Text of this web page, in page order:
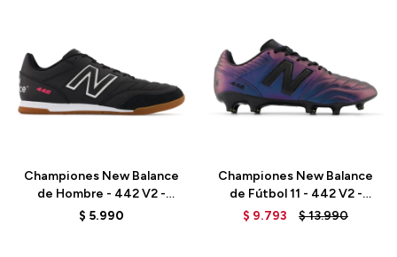
Championes New Balance
de Hombre - 442 V2 -
MS42IBK2 - ELD
$ 5.990
Championes New Balance
de Fútbol 11 - 442 V2 -
MS41FBI2 - BLACK
$ 9.793 $13.990